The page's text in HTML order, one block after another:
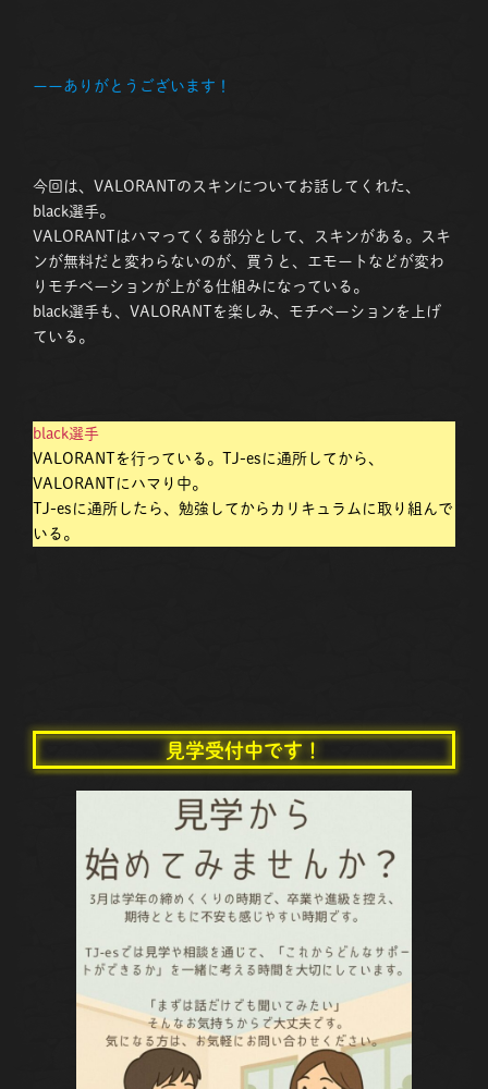
ーーありがとうございます！
今回は、VALORANTのスキンについてお話してくれた、
black選手。
VALORANTはハマってくる部分として、スキンがある。スキ
ンが無料だと変わらないのが、買うと、エモートなどが変わ
りモチベーションが上がる仕組みになっている。
black選手も、VALORANTを楽しみ、モチベーションを上げ
ている。
black選手
VALORANTを行っている。TJ-esに通所してから、
VALORANTにハマり中。
TJ-esに通所したら、勉強してからカリキュラムに取り組んで
いる。
見学受付中です！